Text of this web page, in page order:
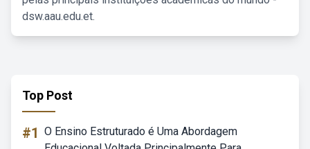
dsw.aau.edu.et.
Top Post
#1 O Ensino Estruturado é Uma Abordagem